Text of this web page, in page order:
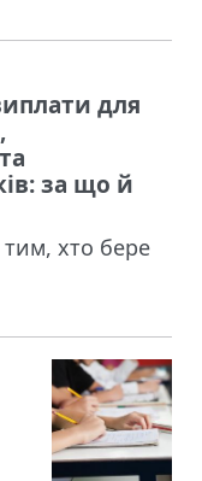
для
за що й
хто бере